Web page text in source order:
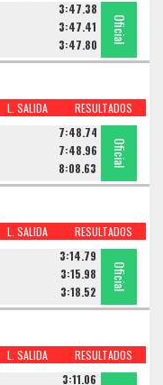
3:47.38
Oficial
3:47.41 Oficial
3:47.80
Oficial
L. SALIDA RESULTADOS
7:48.74
Oficial
7:48.96 Oficial
8:08.63
Oficial
L. SALIDA RESULTADOS
3:14.79
Oficial
3:15.98 Oficial
3:18.52
Oficial
L. SALIDA RESULTADOS
3:11.06